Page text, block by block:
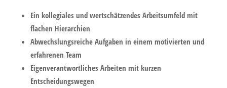
Ein kollegiales und wertschätzendes Arbeitsumfeld mit
flachen Hierarchien
Abwechslungsreiche Aufgaben in einem motivierten und
erfahrenen Team
Eigenverantwortliches Arbeiten mit kurzen
Entscheidungswegen